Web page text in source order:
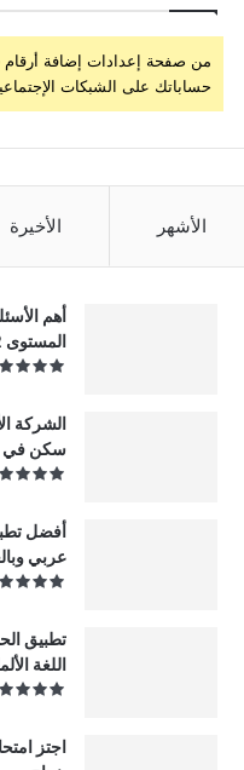
من صفحة إعدادات إضافة أرقام
حساباتك على الشبكات
الأشهر الأخيرة
أهم
المستوى B2 في اللغة الالمانية
الشركة
سكن في
أفضل
عربي
تطبيق
اللغة
اجتز